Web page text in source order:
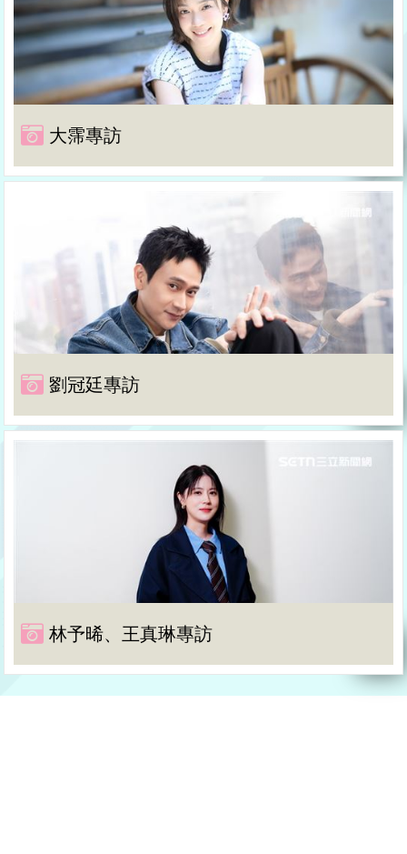
大霈專訪
劉冠廷專訪
林予晞、王真琳專訪